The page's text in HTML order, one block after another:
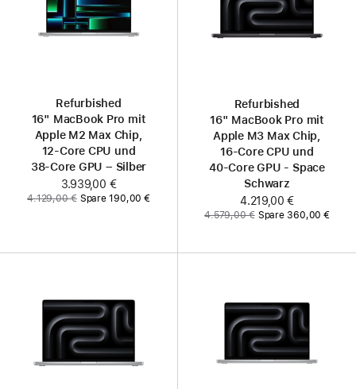
Refurbished
16" MacBook Pro mit
Apple M2 Max Chip,
12‑Core CPU und
38‑Core GPU – Silber
Jetzt
3.939,00 €
Vorher:
4.129,00 € Spare 190,00 €
Refurbished
16" MacBook Pro mit
Apple M3 Max Chip,
16‑Core CPU und
40‑Core GPU - Space
Schwarz
Jetzt
4.219,00 €
Vorher:
4.579,00 € Spare 360,00 €